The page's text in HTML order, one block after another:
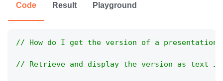
Code Result Playground
// How do I get the version of a presentation
// Retrieve and display the version as text